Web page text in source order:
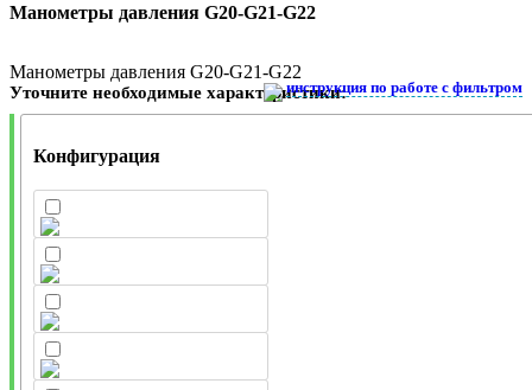
Манометры давления G20-G21-G22
Манометры давления G20-G21-G22
Уточните необходимые характеристики:инструкция по работе с фильтром
Конфигурация